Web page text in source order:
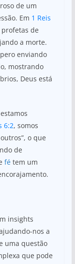
de um
Em 1 Reis
de
a morte.
enviando
mostrando
Deus está
6:2, somos
o que
de
fétem um
insights
nos a
uma questão
que pode